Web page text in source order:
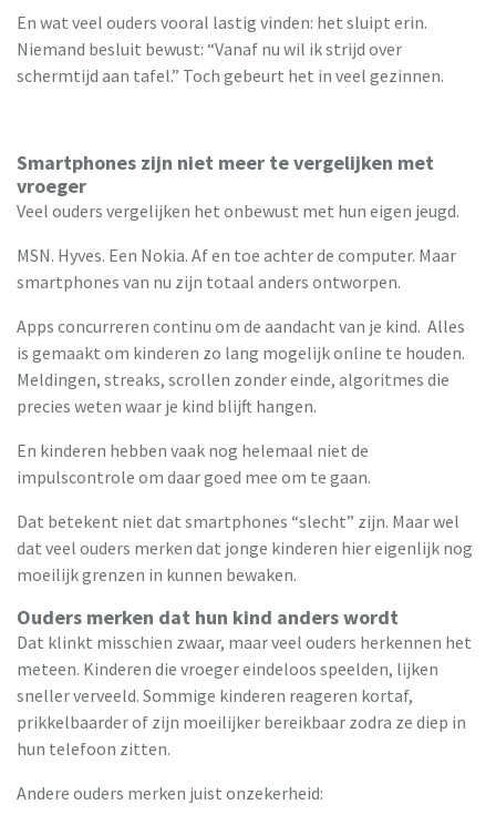
En wat veel ouders vooral lastig vinden: het sluipt erin.
Niemand besluit bewust: “Vanaf nu wil ik strijd over
schermtijd aan tafel.” Toch gebeurt het in veel gezinnen.
Smartphones zijn niet meer te vergelijken met
vroeger
Veel ouders vergelijken het onbewust met hun eigen jeugd.
MSN. Hyves. Een Nokia. Af en toe achter de computer. Maar
smartphones van nu zijn totaal anders ontworpen.
Apps concurreren continu om de aandacht van je kind. Alles
is gemaakt om kinderen zo lang mogelijk online te houden.
Meldingen, streaks, scrollen zonder einde, algoritmes die
precies weten waar je kind blijft hangen.
En kinderen hebben vaak nog helemaal niet de
impulscontrole om daar goed mee om te gaan.
Dat betekent niet dat smartphones “slecht” zijn. Maar wel
dat veel ouders merken dat jonge kinderen hier eigenlijk nog
moeilijk grenzen in kunnen bewaken.
Ouders merken dat hun kind anders wordt
Dat klinkt misschien zwaar, maar veel ouders herkennen het
meteen. Kinderen die vroeger eindeloos speelden, lijken
sneller verveeld. Sommige kinderen reageren kortaf,
prikkelbaarder of zijn moeilijker bereikbaar zodra ze diep in
hun telefoon zitten.
Andere ouders merken juist onzekerheid: